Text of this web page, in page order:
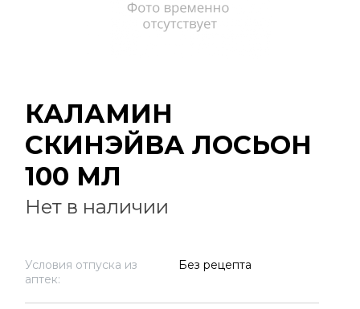
КАЛАМИН
СКИНЭЙВА ЛОСЬОН
100 МЛ
Нет в наличии
Условия отпуска из
аптек:
Без рецепта